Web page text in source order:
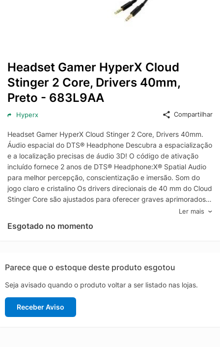
Headset Gamer HyperX Cloud
Stinger 2 Core, Drivers 40mm,
Preto - 683L9AA
Hyperx Compartilhar
Headset Gamer HyperX Cloud Stinger 2 Core, Drivers 40mm.
Áudio espacial do DTS® Headphone Descubra a espacialização
e a localização precisas de áudio 3D! O código de ativação
incluído fornece 2 anos de DTS® Headphone:X® Spatial Audio
para melhor percepção, conscientização e imersão. Som do
jogo claro e cristalino Os drivers direcionais de 40 mm do Cloud
Stinger Core são ajustados para oferecer graves aprimorados
para um áudio de game imersivo e impactante. Compre agora
no KaBuM!
Ler mais
Esgotado no momento
Parece que o estoque deste produto esgotou
Seja avisado quando o produto voltar a ser listado nas lojas.
Receber Aviso